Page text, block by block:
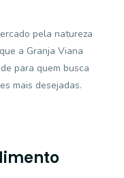
pela natureza
a Granja Viana
para quem busca
mais desejadas.